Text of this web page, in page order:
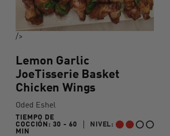
/>
Lemon Garlic
JoeTisserie Basket
Chicken Wings
Oded Eshel
TIEMPO DE
COCCIÓN: 30 - 60
MIN
NIVEL:
INTERMEDIO